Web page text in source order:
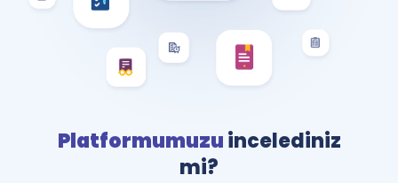
Platformumuzuincelediniz
mi?